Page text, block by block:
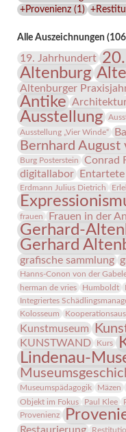
Museums
+Provenienz(1 )
Alle Auszeichnungen
19. Jahrhundert
Altenburg
Altenburger
Antike
Ausstellung
Ausstellung „Vier Winde“
Bernhard August
Burg Posterstein Conrad
digitallabor
Erdmann Julius Dietrich
frauen Frauen in der
Gerhard-
Gerhard
grafische sammlung
Hanns-Conon von der
herman de vries Humboldt
Integriertes
Kolosseum
Kunstmuseum
KUNSTWAND Kurs
Lindenau-
Museumspädagogik Mäzen
Objekt im Fokus
Paul Klee
Provenienz